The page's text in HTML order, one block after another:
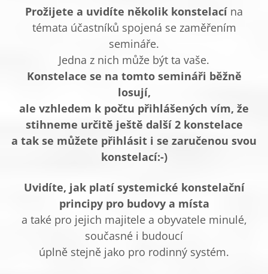
Prožijete a uvidíte několik konstelací na
témata účastníků spojená se zaměřením
semináře.
Jedna z nich může být ta vaše.
Konstelace se na tomto semináři běžně
losují,
ale vzhledem k počtu přihlášených vím, že
stihneme určitě ještě další 2 konstelace
a tak se můžete přihlásit i se zaručenou svou
konstelací:-)
Uvidíte, jak platí systemické konstelační
principy pro budovy a místa
a také pro jejich majitele a obyvatele minulé,
současné i budoucí
úplně stejně jako pro rodinný systém.